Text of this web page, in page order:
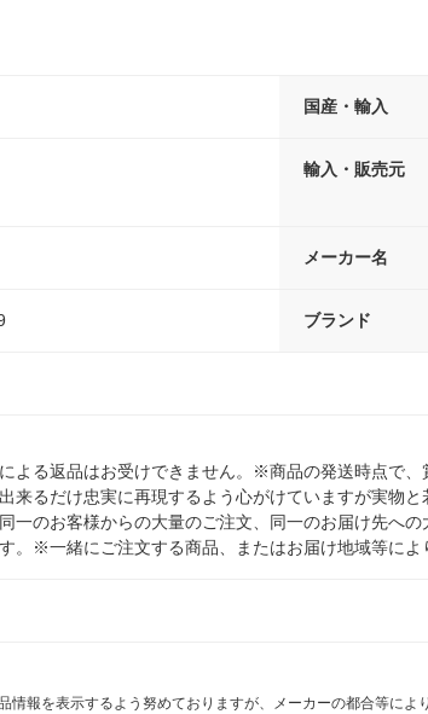
国産・輸入
輸入・販売元
メーカー名
ブランド
よる返品はお受けできません。※商品の発送時点で
来るだけ忠実に再現するよう心がけていますが実物
一のお客様からの大量のご注文、同一のお届け先へ
。※一緒にご注文する商品、またはお届け地域等によ
情報を表示するよう努めておりますが、メーカーの都合等に